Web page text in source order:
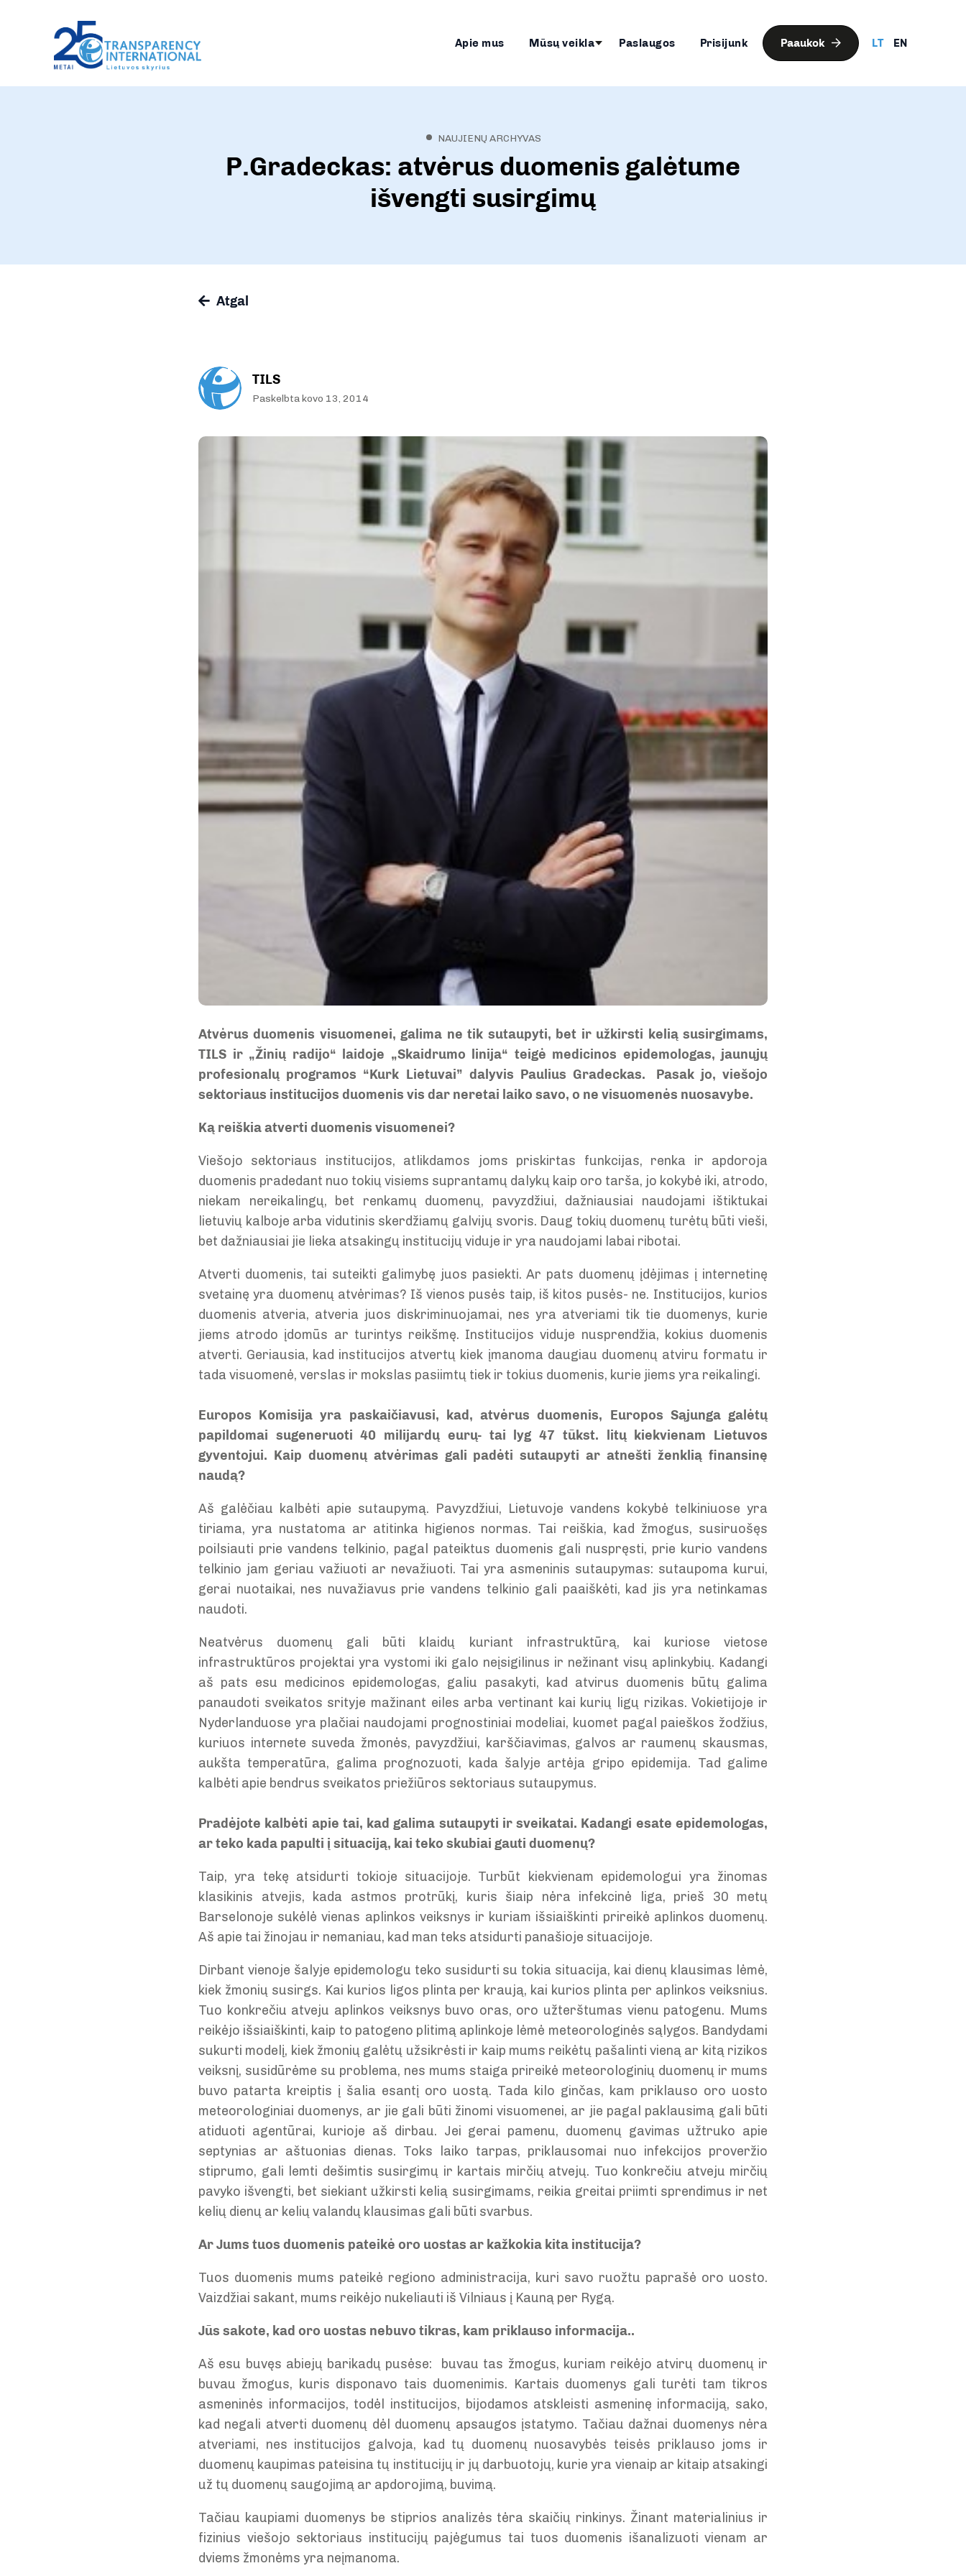
Apie mus Mūsų veikla Paslaugos Prisijunk Paaukok LT EN
NAUJIENŲ ARCHYVAS
P.Gradeckas: atvėrus duomenis galėtume
išvengti susirgimų
Atgal
TILS
Paskelbta kovo 13, 2014
Atvėrus duomenis visuomenei, galima ne tik sutaupyti, bet ir užkirsti kelią susirgimams,
TILS ir „Žinių radijo“ laidoje „Skaidrumo linija“ teigė medicinos epidemologas, jaunųjų
profesionalų programos “Kurk Lietuvai” dalyvis Paulius Gradeckas. Pasak jo, viešojo
sektoriaus institucijos duomenis vis dar neretai laiko savo, o ne visuomenės nuosavybe.
Ką reiškia atverti duomenis visuomenei?
Viešojo sektoriaus institucijos, atlikdamos joms priskirtas funkcijas, renka ir apdoroja
duomenis pradedant nuo tokių visiems suprantamų dalykų kaip oro tarša, jo kokybė iki, atrodo,
niekam nereikalingų, bet renkamų duomenų, pavyzdžiui, dažniausiai naudojami ištiktukai
lietuvių kalboje arba vidutinis skerdžiamų galvijų svoris. Daug tokių duomenų turėtų būti vieši,
bet dažniausiai jie lieka atsakingų institucijų viduje ir yra naudojami labai ribotai.
Atverti duomenis, tai suteikti galimybę juos pasiekti. Ar pats duomenų įdėjimas į internetinę
svetainę yra duomenų atvėrimas? Iš vienos pusės taip, iš kitos pusės- ne. Institucijos, kurios
duomenis atveria, atveria juos diskriminuojamai, nes yra atveriami tik tie duomenys, kurie
jiems atrodo įdomūs ar turintys reikšmę. Institucijos viduje nusprendžia, kokius duomenis
atverti. Geriausia, kad institucijos atvertų kiek įmanoma daugiau duomenų atviru formatu ir
tada visuomenė, verslas ir mokslas pasiimtų tiek ir tokius duomenis, kurie jiems yra reikalingi.
Europos Komisija yra paskaičiavusi, kad, atvėrus duomenis, Europos Sąjunga galėtų
papildomai sugeneruoti 40 milijardų eurų- tai lyg 47 tūkst. litų kiekvienam Lietuvos
gyventojui. Kaip duomenų atvėrimas gali padėti sutaupyti ar atnešti ženklią finansinę
naudą?
Aš galėčiau kalbėti apie sutaupymą. Pavyzdžiui, Lietuvoje vandens kokybė telkiniuose yra
tiriama, yra nustatoma ar atitinka higienos normas. Tai reiškia, kad žmogus, susiruošęs
poilsiauti prie vandens telkinio, pagal pateiktus duomenis gali nuspręsti, prie kurio vandens
telkinio jam geriau važiuoti ar nevažiuoti. Tai yra asmeninis sutaupymas: sutaupoma kurui,
gerai nuotaikai, nes nuvažiavus prie vandens telkinio gali paaiškėti, kad jis yra netinkamas
naudoti.
Neatvėrus duomenų gali būti klaidų kuriant infrastruktūrą, kai kuriose vietose
infrastruktūros projektai yra vystomi iki galo neįsigilinus ir nežinant visų aplinkybių. Kadangi
aš pats esu medicinos epidemologas, galiu pasakyti, kad atvirus duomenis būtų galima
panaudoti sveikatos srityje mažinant eiles arba vertinant kai kurių ligų rizikas. Vokietijoje ir
Nyderlanduose yra plačiai naudojami prognostiniai modeliai, kuomet pagal paieškos žodžius,
kuriuos internete suveda žmonės, pavyzdžiui, karščiavimas, galvos ar raumenų skausmas,
aukšta temperatūra, galima prognozuoti, kada šalyje artėja gripo epidemija. Tad galime
kalbėti apie bendrus sveikatos priežiūros sektoriaus sutaupymus.
Pradėjote kalbėti apie tai, kad galima sutaupyti ir sveikatai. Kadangi esate epidemologas,
ar teko kada papulti į situaciją, kai teko skubiai gauti duomenų?
Taip, yra tekę atsidurti tokioje situacijoje. Turbūt kiekvienam epidemologui yra žinomas
klasikinis atvejis, kada astmos protrūkį, kuris šiaip nėra infekcinė liga, prieš 30 metų
Barselonoje sukėlė vienas aplinkos veiksnys ir kuriam išsiaiškinti prireikė aplinkos duomenų.
Aš apie tai žinojau ir nemaniau, kad man teks atsidurti panašioje situacijoje.
Dirbant vienoje šalyje epidemologu teko susidurti su tokia situacija, kai dienų klausimas lėmė,
kiek žmonių susirgs. Kai kurios ligos plinta per kraują, kai kurios plinta per aplinkos veiksnius.
Tuo konkrečiu atveju aplinkos veiksnys buvo oras, oro užterštumas vienu patogenu. Mums
reikėjo išsiaiškinti, kaip to patogeno plitimą aplinkoje lėmė meteorologinės sąlygos. Bandydami
sukurti modelį, kiek žmonių galėtų užsikrėsti ir kaip mums reikėtų pašalinti vieną ar kitą rizikos
veiksnį, susidūrėme su problema, nes mums staiga prireikė meteorologinių duomenų ir mums
buvo patarta kreiptis į šalia esantį oro uostą. Tada kilo ginčas, kam priklauso oro uosto
meteorologiniai duomenys, ar jie gali būti žinomi visuomenei, ar jie pagal paklausimą gali būti
atiduoti agentūrai, kurioje aš dirbau. Jei gerai pamenu, duomenų gavimas užtruko apie
septynias ar aštuonias dienas. Toks laiko tarpas, priklausomai nuo infekcijos proveržio
stiprumo, gali lemti dešimtis susirgimų ir kartais mirčių atvejų. Tuo konkrečiu atveju mirčių
pavyko išvengti, bet siekiant užkirsti kelią susirgimams, reikia greitai priimti sprendimus ir net
kelių dienų ar kelių valandų klausimas gali būti svarbus.
Ar Jums tuos duomenis pateikė oro uostas ar kažkokia kita institucija?
Tuos duomenis mums pateikė regiono administracija, kuri savo ruožtu paprašė oro uosto.
Vaizdžiai sakant, mums reikėjo nukeliauti iš Vilniaus į Kauną per Rygą.
Jūs sakote, kad oro uostas nebuvo tikras, kam priklauso informacija..
Aš esu buvęs abiejų barikadų pusėse: buvau tas žmogus, kuriam reikėjo atvirų duomenų ir
buvau žmogus, kuris disponavo tais duomenimis. Kartais duomenys gali turėti tam tikros
asmeninės informacijos, todėl institucijos, bijodamos atskleisti asmeninę informaciją, sako,
kad negali atverti duomenų dėl duomenų apsaugos įstatymo. Tačiau dažnai duomenys nėra
atveriami, nes institucijos galvoja, kad tų duomenų nuosavybės teisės priklauso joms ir
duomenų kaupimas pateisina tų institucijų ir jų darbuotojų, kurie yra vienaip ar kitaip atsakingi
už tų duomenų saugojimą ar apdorojimą, buvimą.
Tačiau kaupiami duomenys be stiprios analizės tėra skaičių rinkinys. Žinant materialinius ir
fizinius viešojo sektoriaus institucijų pajėgumus tai tuos duomenis išanalizuoti vienam ar
dviems žmonėms yra neįmanoma.